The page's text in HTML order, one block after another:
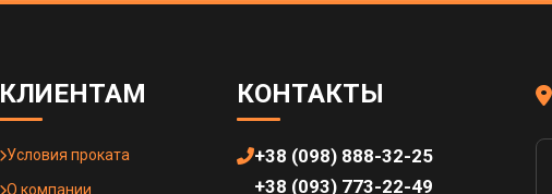
КЛИЕНТАМ
Условия проката
О компании
КОНТАКТЫ
+38 (098) 888-32-25
+38 (093) 773-22-49